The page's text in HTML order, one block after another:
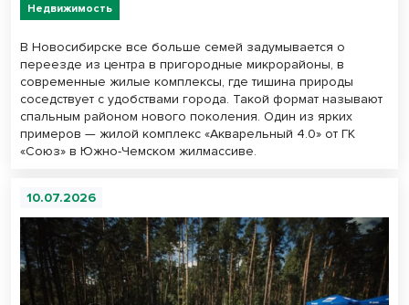
Недвижимость
В Новосибирске все больше семей задумывается о
переезде из центра в пригородные микрорайоны, в
современные жилые комплексы, где тишина природы
соседствует с удобствами города. Такой формат называют
спальным районом нового поколения. Один из ярких
примеров — жилой комплекс «Акварельный 4.0» от ГК
«Союз» в Южно-Чемском жилмассиве.
10.07.2026